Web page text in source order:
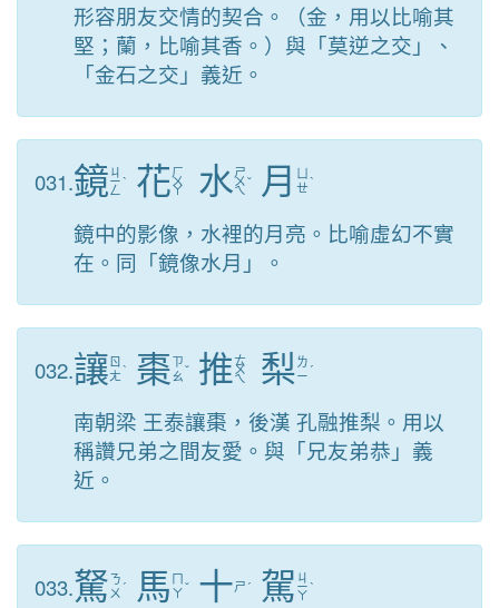
形容朋友交情的契合。（金，用以比喻其
堅；蘭，比喻其香。）與「莫逆之交」、
「金石之交」義近。
031.鏡 ㄐ
ㄧ
ㄥ
ˋ 花ㄏ
ㄨ
ㄚ 水ㄕ
ㄨ
ㄟ
ˇ 月
ㄝˋ
鏡中的影像，水裡的月亮。比喻虛幻不實
在。同「鏡像水月」。
032.讓 ㄖ
ㄤˋ 棗ㄗ
ㄠˇ 推ㄊ
ㄨ
ㄟ 梨ㄌ
ㄧ ˊ
南朝梁 王泰讓棗，後漢 孔融推梨。用以
稱讚兄弟之間友愛。與「兄友弟恭」義
近。
033.駑ㄋ
ㄨ ˊ 馬 ㄇ
ㄚˇ 十ㄕ ˊ 駕 ㄐ
ㄧ
ㄚ
ˋ